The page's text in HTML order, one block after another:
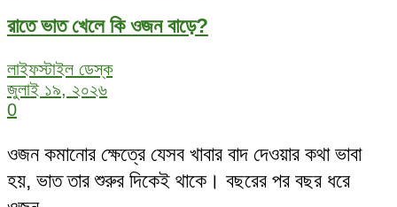
রাতে ভাত খেলে কি ওজন বাড়ে?
লাইফস্টাইল ডেস্ক
জুলাই ১৯, ২০২৬
0
ওজন কমানোর ক্ষেত্রে যেসব খাবার বাদ দেওয়ার কথা ভাবা
হয়, ভাত তার শুরুর দিকেই থাকে। বছরের পর বছর ধরে